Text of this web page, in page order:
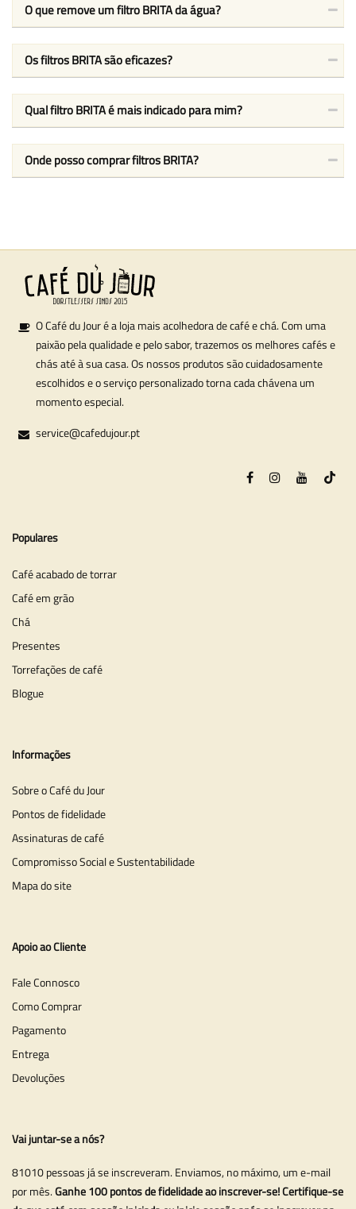
O que remove um filtro BRITA da água?
Os filtros BRITA são eficazes?
Qual filtro BRITA é mais indicado para mim?
Onde posso comprar filtros BRITA?
O Café du Jour é a loja mais acolhedora de café e chá. Com uma
paixão pela qualidade e pelo sabor, trazemos os melhores cafés e
chás até à sua casa. Os nossos produtos são cuidadosamente
escolhidos e o serviço personalizado torna cada chávena um
momento especial.
service@cafedujour.pt
Populares
Café acabado de torrar
Café em grão
Chá
Presentes
Torrefações de café
Blogue
Informações
Sobre o Café du Jour
Pontos de fidelidade
Assinaturas de café
Compromisso Social e Sustentabilidade
Mapa do site
Apoio ao Cliente
Fale Connosco
Como Comprar
Pagamento
Entrega
Devoluções
Vai juntar-se a nós?
81010 pessoas já se inscreveram. Enviamos, no máximo, um e-mail
por mês.Ganhe 100 pontos de fidelidade ao inscrever-se! Certifique-se